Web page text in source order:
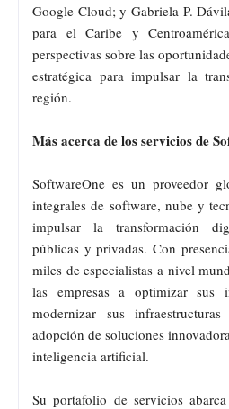
Google Cloud; y Gabriela P.
para el Caribe y
perspectivas sobre las
estratégica para impulsar la
región.
Más acerca de los servicios de
SoftwareOne es un proveedor
integrales de software, nube y
impulsar la transformación
públicas y privadas. Con
miles de especialistas a nivel
las empresas a optimizar sus
modernizar sus
adopción de soluciones
inteligencia artificial.
Su portafolio de servicios